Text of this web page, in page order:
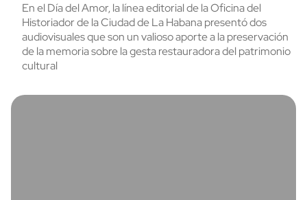
En el Día del Amor, la línea editorial de la Oficina del
Historiador de la Ciudad de La Habana presentó dos
audiovisuales que son un valioso aporte a la preservación
de la memoria sobre la gesta restauradora del patrimonio
cultural